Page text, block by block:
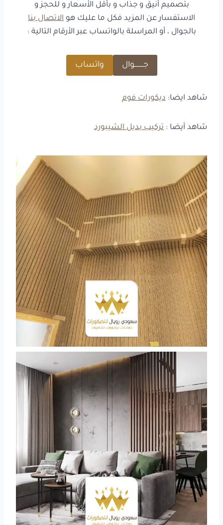
بتصميم أنيق و جذاب و بأقل الأسعار و للحجز و
الاستفسار عن المزيد فكل ما عليك هو الاتصال بنا
بالجوال ، أو المراسلة بالواتساب عبر الأرقام التالية :
جـــــــــوال واتساب
شاهد ايضا: ديكورات فوم
شاهد أيضا : تركيب بديل الشيبورد